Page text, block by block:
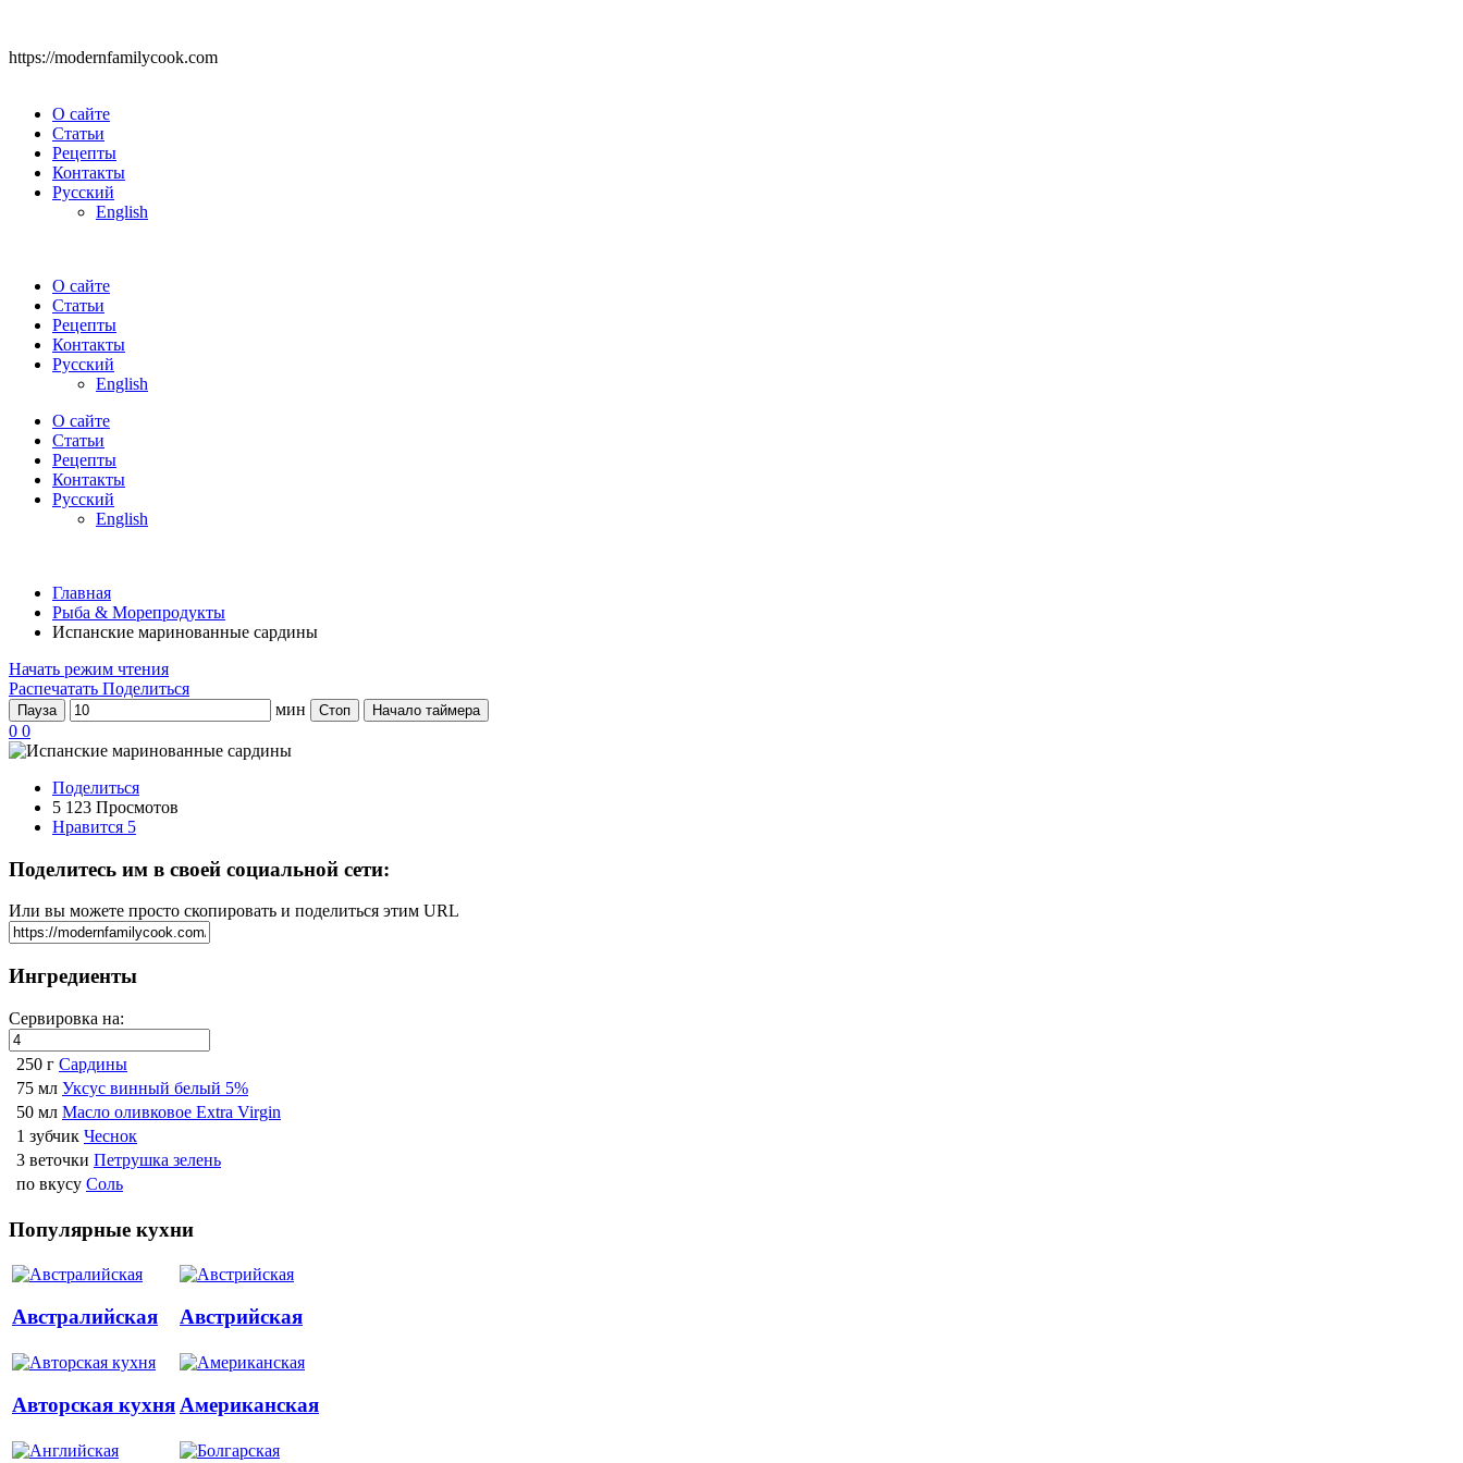
https://modernfamilycook.com
О сайте
Статьи
Рецепты
Контакты
Русский
English
О сайте
Статьи
Рецепты
Контакты
Русский
English
О сайте
Статьи
Рецепты
Контакты
Русский
English
Главная
Рыба & Mорепродукты
Испанские маринованные сардины
Начать режим чтения
Распечатать Поделиться
Пауза мин Стоп Начало таймера
0 0
Поделиться
5 123 Просмотов
Нравится 5
Поделитесь им в своей социальной сети:
Или вы можете просто скопировать и поделиться этим URL
Ингредиенты
Сервировка на:
250 г Сардины
75 мл Уксус винный белый 5%
50 мл Масло оливковое Extra Virgin
1 зубчик Чеснок
3 веточки Петрушка зелень
по вкусу Соль
Популярные кухни
Австралийская Австрийская
Авторская кухня Американская